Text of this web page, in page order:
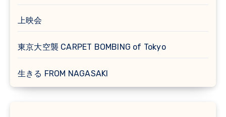
上映会
東京大空襲 CARPET BOMBING of Tokyo
生きる FROM NAGASAKI